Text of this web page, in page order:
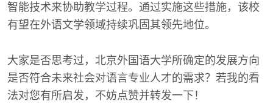
智能技术来协助教学过程。通过实施这些措施，该校
有望在外语文学领域持续巩固其领先地位。
大家是否思考过，北京外国语大学所确定的发展方向
是否符合未来社会对语言专业人才的需求？若我的看
法对您有所启发，不妨点赞并转发一下！